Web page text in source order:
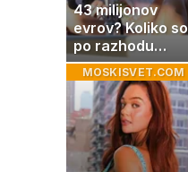
43 milijonov
evrov? Koliko so
po razhodu
zahtevale ali
prejele
partnerice
športnih
zvezdnikov
MOSKISVET.COM